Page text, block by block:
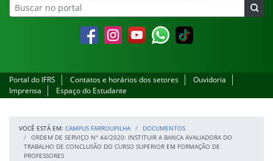
FacebookInstagramYouTubeWhatsapp
Portal do IFRS Contatos e horários dos setores
Ouvidoria
Imprensa
Espaço do Estudante
VOCÊ ESTÁ EM: CAMPUS FARROUPILHA
DOCUMENTOS
ORDEM DE SERVIÇO N° 44/2020: INSTITUIR A BANCA AVALIADORA DO
TRABALHO DE CONCLUSÃO DO CURSO SUPERIOR EM FORMAÇÃO DE
PROFESSORES